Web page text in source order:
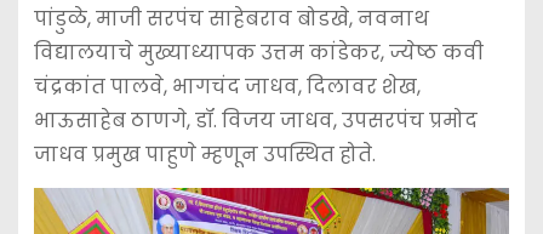
पांडुळे, माजी सरपंच साहेबराव बोडखे, नवनाथ
विद्यालयाचे मुख्याध्यापक उत्तम कांडेकर, ज्येष्ठ कवी
चंद्रकांत पालवे, भागचंद जाधव, दिलावर शेख,
भाऊसाहेब ठाणगे, डॉ. विजय जाधव, उपसरपंच प्रमोद
जाधव प्रमुख पाहुणे म्हणून उपस्थित होते.